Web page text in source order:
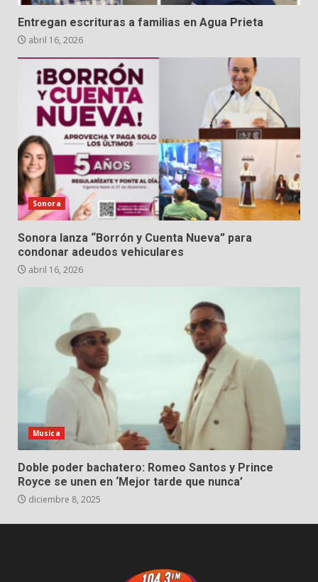
Entregan escrituras a familias en Agua Prieta
abril 16, 2026
Sonora
Sonora lanza “Borrón y Cuenta Nueva” para
condonar adeudos vehiculares
abril 16, 2026
Musica
Doble poder bachatero: Romeo Santos y Prince
Royce se unen en ‘Mejor tarde que nunca’
diciembre 8, 2025